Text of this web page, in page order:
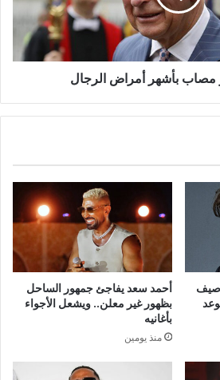
مصاب بأشهر أمراض الرجال
صيف
أحمد سعد يفاجئ جمهور الساحل
بظهور غير معلن.. ويشعل الأجواء
بأغانيه
منذ يومين